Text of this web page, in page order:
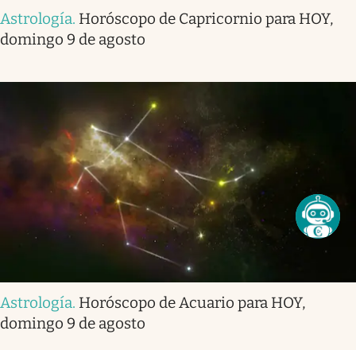
Astrología. Horóscopo de Capricornio para HOY,
domingo 9 de agosto
Astrología. Horóscopo de Acuario para HOY,
domingo 9 de agosto